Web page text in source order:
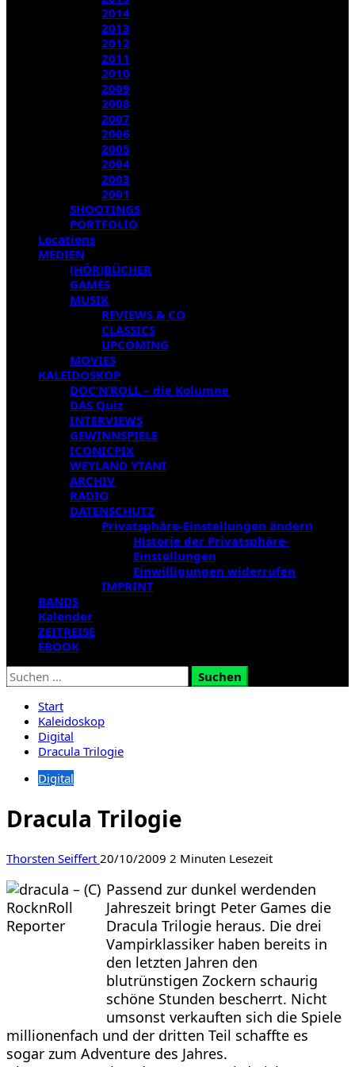
2014
2013
2012
2011
2010
2009
2008
2007
2006
2005
2004
2003
2001
SHOOTINGS
PORTFOLIO
Locations
MEDIEN
(HÖR)BÜCHER
GAMES
MUSIK
REVIEWS & CO
CLASSICS
UPCOMING
MOVIES
KALEIDOSKOP
DOC’N’ROLL – die Kolumne
DAS Quiz
INTERVIEWS
GEWINNSPIELE
ICONICPIX
WEYLAND YTANI
ARCHIV
RADIO
DATENSCHUTZ
Privatsphäre-Einstellungen ändern
Historie der Privatsphäre-
Einstellungen
Einwilligungen widerrufen
IMPRINT
BANDS
Kalender
ZEITREISE
EBOOK
Suchen
nach:
Start
Kaleidoskop
Digital
Dracula Trilogie
Digital
Dracula Trilogie
Thorsten Seiffert 20/10/2009 2 Minuten Lesezeit
Passend zur dunkel werdenden
Jahreszeit bringt Peter Games die
Dracula Trilogie heraus. Die drei
Vampirklassiker haben bereits in
den letzten Jahren den
blutrünstigen Zockern schaurig
schöne Stunden bescherrt. Nicht
umsonst verkauften sich die Spiele
millionenfach und der dritten Teil schaffte es
sogar zum Adventure des Jahres.